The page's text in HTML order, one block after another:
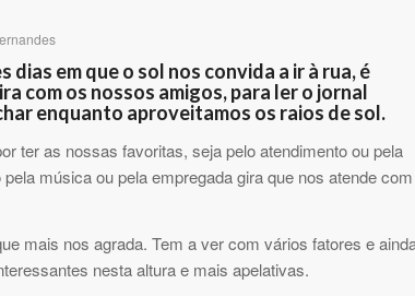
em que o sol nos convida a ir à rua, é
com os nossos amigos, para ler o jornal
enquanto aproveitamos os raios de sol.
ter as nossas favoritas, seja pelo atendimento ou pela
música ou pela empregada gira que nos atende com
mais nos agrada. Tem a ver com vários fatores e
nesta altura e mais apelativas.